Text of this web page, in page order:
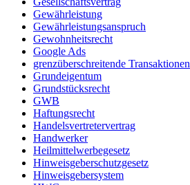
Gewährleistung
Gewährleistungsanspruch
Gewohnheitsrecht
Google Ads
grenzüberschreitende Transaktionen
Grundeigentum
Grundstücksrecht
GWB
Haftungsrecht
Handelsvertretervertrag
Handwerker
Heilmittelwerbegesetz
Hinweisgeberschutzgesetz
Hinweisgebersystem